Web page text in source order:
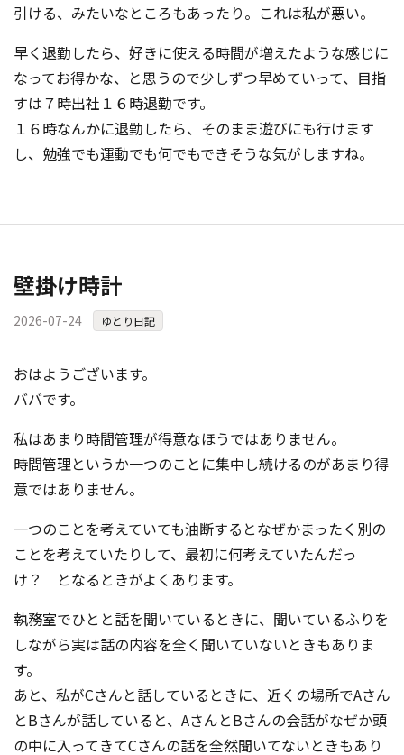
引ける、みたいなところもあったり。これは私が悪い。
早く退勤したら、好きに使える時間が増えたような感じに
なってお得かな、と思うので少しずつ早めていって、目指
すは７時出社１６時退勤です。
１６時なんかに退勤したら、そのまま遊びにも行けます
し、勉強でも運動でも何でもできそうな気がしますね。
壁掛け時計
2026-07-24 ゆとり日記
おはようございます。
ババです。
私はあまり時間管理が得意なほうではありません。
時間管理というか一つのことに集中し続けるのがあまり得
意ではありません。
一つのことを考えていても油断するとなぜかまったく別の
ことを考えていたりして、最初に何考えていたんだっ
け？ となるときがよくあります。
執務室でひとと話を聞いているときに、聞いているふりを
しながら実は話の内容を全く聞いていないときもありま
す。
あと、私がCさんと話しているときに、近くの場所でAさん
とBさんが話していると、AさんとBさんの会話がなぜか頭
の中に入ってきてCさんの話を全然聞いてないときもあり